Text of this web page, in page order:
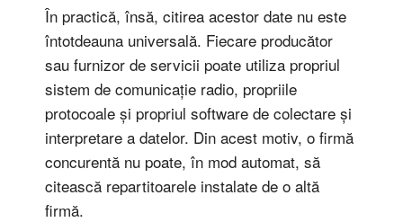
În practică, însă, citirea acestor date nu este
întotdeauna universală. Fiecare producător
sau furnizor de servicii poate utiliza propriul
sistem de comunicație radio, propriile
protocoale și propriul software de colectare și
interpretare a datelor. Din acest motiv, o firmă
concurentă nu poate, în mod automat, să
citească repartitoarele instalate de o altă
firmă.